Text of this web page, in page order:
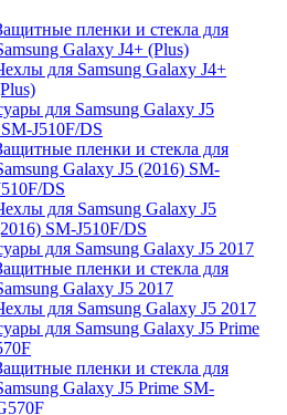
пленки и стекла для
Galaxy J4+ (Plus)
для Samsung Galaxy J4+
для Samsung Galaxy J5
J510F/DS
пленки и стекла для
Galaxy J5 (2016) SM-
DS
для Samsung Galaxy J5
SM-J510F/DS
для Samsung Galaxy J5 2017
пленки и стекла для
Galaxy J5 2017
для Samsung Galaxy J5 2017
для Samsung Galaxy J5 Prime
пленки и стекла для
Galaxy J5 Prime SM-